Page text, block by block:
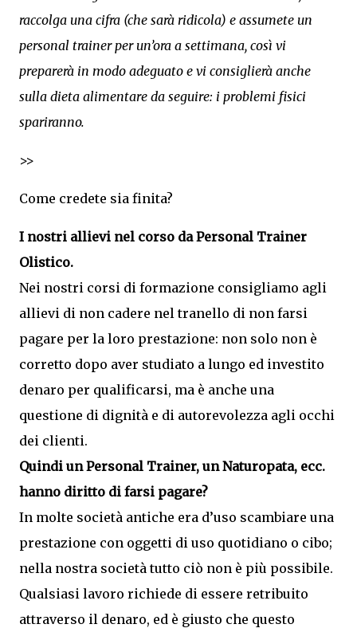
raccolga una cifra (che sarà ridicola) e assumete un
personal trainer per un’ora a settimana, così vi
preparerà in modo adeguato e vi consiglierà anche
sulla dieta alimentare da seguire: i problemi fisici
spariranno.
>>
Come credete sia finita?
I nostri allievi nel corso da Personal Trainer
Olistico.
Nei nostri corsi di formazione consigliamo agli
allievi di non cadere nel tranello di non farsi
pagare per la loro prestazione: non solo non è
corretto dopo aver studiato a lungo ed investito
denaro per qualificarsi, ma è anche una
questione di dignità e di autorevolezza agli occhi
dei clienti.
Quindi un Personal Trainer, un Naturopata, ecc.
hanno diritto di farsi pagare?
In molte società antiche era d’uso scambiare una
prestazione con oggetti di uso quotidiano o cibo;
nella nostra società tutto ciò non è più possibile.
Qualsiasi lavoro richiede di essere retribuito
attraverso il denaro, ed è giusto che questo